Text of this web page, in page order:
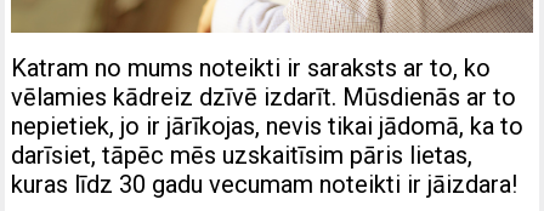
Katram no mums noteikti ir saraksts ar to, ko
vēlamies kādreiz dzīvē izdarīt. Mūsdienās ar to
nepietiek, jo ir jārīkojas, nevis tikai jādomā, ka to
darīsiet, tāpēc mēs uzskaitīsim pāris lietas,
kuras līdz 30 gadu vecumam noteikti ir jāizdara!